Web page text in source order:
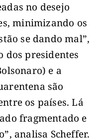
no desejo
minimizando os
se dando mal”,
dos presidentes
e a
são
os países. Lá
fragmentado e
analisa Scheffer.